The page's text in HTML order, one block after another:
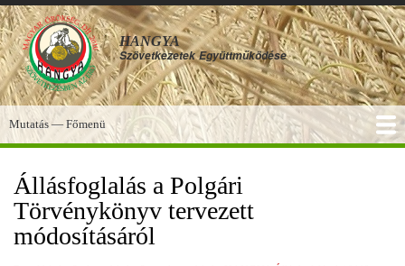
Ugrás
a
tartalomra
HANGYA
Szövetkezetek Együttműködése
Főmenü
Mutatás — Főmenü
Állásfoglalás a Polgári
Törvénykönyv tervezett
módosításáról